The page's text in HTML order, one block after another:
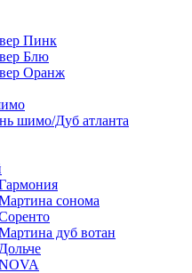
Пинк
Блю
Оранж
шимо/Дуб атланта
сонома
дуб вотан